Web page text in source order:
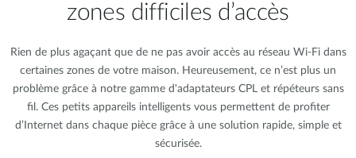
zones difficiles d’accès
Rien de plus agaçant que de ne pas avoir accès au réseau Wi-Fi dans
certaines zones de votre maison. Heureusement, ce n’est plus un
problème grâce à notre gamme d'adaptateurs CPL et répéteurs sans
fil. Ces petits appareils intelligents vous permettent de profiter
d’Internet dans chaque pièce grâce à une solution rapide, simple et
sécurisée.